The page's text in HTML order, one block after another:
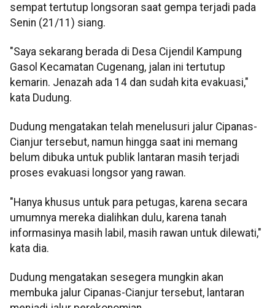
sempat tertutup longsoran saat gempa terjadi pada
Senin (21/11) siang.
"Saya sekarang berada di Desa Cijendil Kampung
Gasol Kecamatan Cugenang, jalan ini tertutup
kemarin. Jenazah ada 14 dan sudah kita evakuasi,"
kata Dudung.
Dudung mengatakan telah menelusuri jalur Cipanas-
Cianjur tersebut, namun hingga saat ini memang
belum dibuka untuk publik lantaran masih terjadi
proses evakuasi longsor yang rawan.
"Hanya khusus untuk para petugas, karena secara
umumnya mereka dialihkan dulu, karena tanah
informasinya masih labil, masih rawan untuk dilewati,"
kata dia.
Dudung mengatakan sesegera mungkin akan
membuka jalur Cipanas-Cianjur tersebut, lantaran